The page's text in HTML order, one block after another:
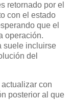
retornado por el
con el estado
que el
operación.
suele incluirse
del
con
posterior al que